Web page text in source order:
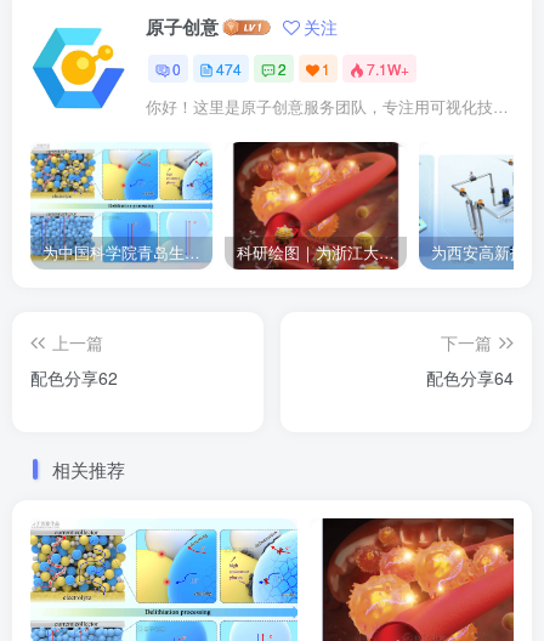
原子创意 关注
0 474 2 1 7.1W+
你好！这里是原子创意服务团队，专注用可视化技术点亮科研成果。我们提供： ✓ 期刊封面设计 ✓ 论文插图优化 ✓ 二维三维动画 ✓ 数字孪生建模 已成功服务10000+企业及科研人士。
为中国科学院青岛生物能源与过程研究所绘制的插图作品 科研绘图｜为浙江大学绘制的封面中稿啦！
上一篇
配色分享62
下一篇
配色分享64
相关推荐